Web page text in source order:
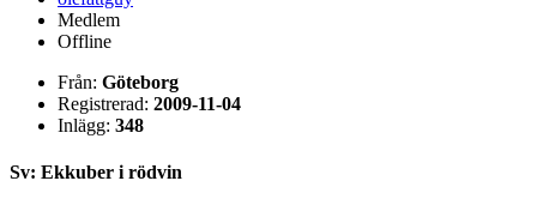
Medlem
Offline
Från: Göteborg
Registrerad: 2009-11-04
Inlägg: 348
Sv: Ekkuber i rödvin